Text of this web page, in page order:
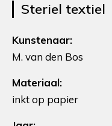
Steriel textiel
Kunstenaar:
M. van den Bos
Materiaal:
inkt op papier